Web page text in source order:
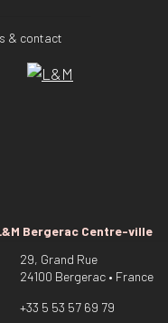
& contact
Bergerac Centre-ville
29, Grand Rue
24100 Bergerac • France
+33 5 53 57 69 79